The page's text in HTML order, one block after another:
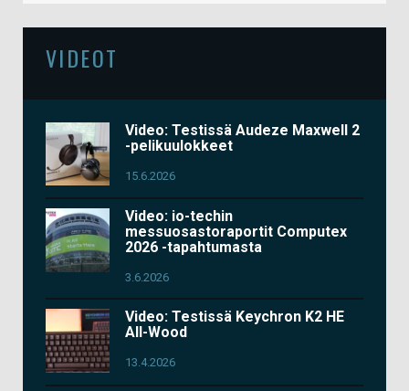
VIDEOT
Video: Testissä Audeze Maxwell 2
-pelikuulokkeet
15.6.2026
Video: io-techin
messuosastoraportit Computex
2026 -tapahtumasta
3.6.2026
Video: Testissä Keychron K2 HE
All-Wood
13.4.2026